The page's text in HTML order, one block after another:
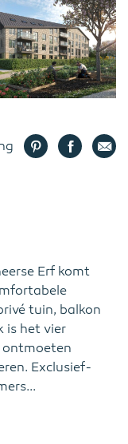
Erf komt
tuin, balkon
is het vier
ontmoeten
Exclusief-